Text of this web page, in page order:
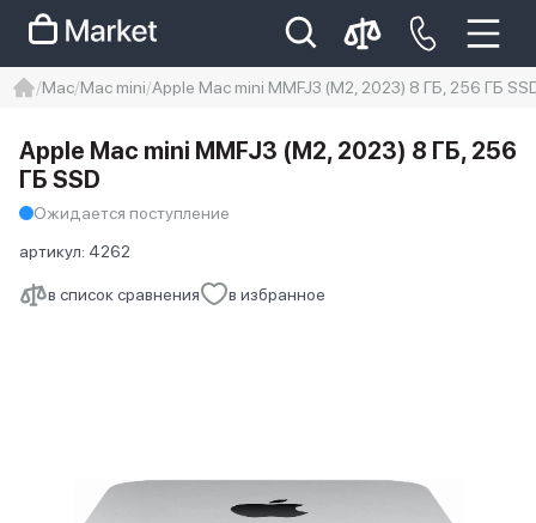
Iphone 14 pro max
айфон 14
Mac Mac mini Apple Mac mini MMFJ3 (M2, 2023) 8 ГБ, 256 ГБ
в список сравнения в избранное
Apple Mac mini MMFJ3 (M2, 2023) 8 ГБ, 256
ГБ SSD
Ожидается поступление
артикул: 4262